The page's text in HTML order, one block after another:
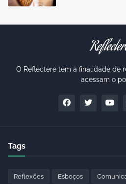
O Reflectere tem a finalidade de
acessam o
Tags
Reflexões Esboços